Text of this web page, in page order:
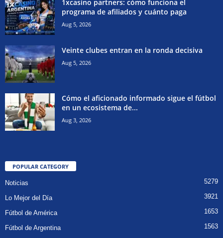
1xcasino partners: cómo funciona el
programa de afiliados y cuánto paga
Aug 5, 2026
Veinte clubes entran en la ronda decisiva
Aug 5, 2026
Cómo el aficionado informado sigue el fútbol
en un ecosistema de...
Aug 3, 2026
POPULAR CATEGORY
Noticias 5279
Lo Mejor del Día 3921
Fútbol de América 1653
Fútbol de Argentina
1563